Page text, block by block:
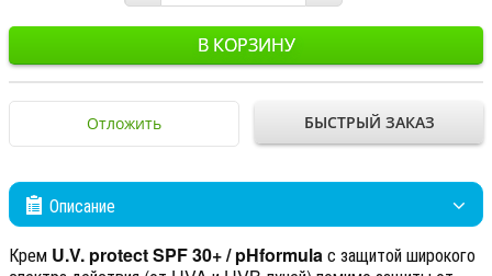
В КОРЗИНУ
Отложить БЫСТРЫЙ ЗАКАЗ
Описание
Крем U.V. protect SPF 30+ / pHformulaс защитой широкого